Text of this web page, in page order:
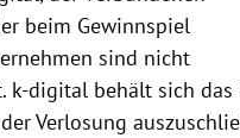
beim Gewinnspiel
sind nicht
k-digital behält sich das
Verlosung